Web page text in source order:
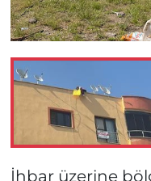
İhbar üzerine